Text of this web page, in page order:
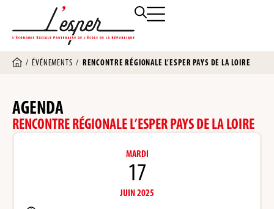
/ÉVÉNEMENTS / RENCONTRE RÉGIONALE L’ESPER PAYS DE LA LOIRE
AGENDA
RENCONTRE RÉGIONALE L’ESPER PAYS DE LA LOIRE
MARDI
17
JUIN 2025